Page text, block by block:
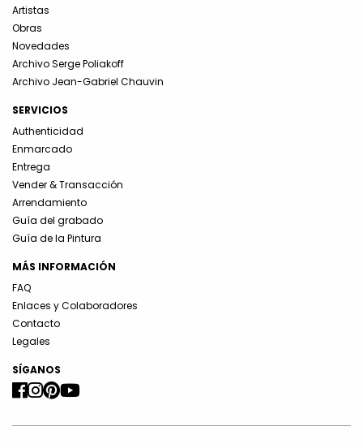
Artistas
Obras
Novedades
Archivo Serge Poliakoff
Archivo Jean-Gabriel Chauvin
SERVICIOS
Authenticidad
Enmarcado
Entrega
Vender & Transacción
Arrendamiento
Guía del grabado
Guía de la Pintura
MÁS INFORMACIÓN
FAQ
Enlaces y Colaboradores
Contacto
Legales
SÍGANOS